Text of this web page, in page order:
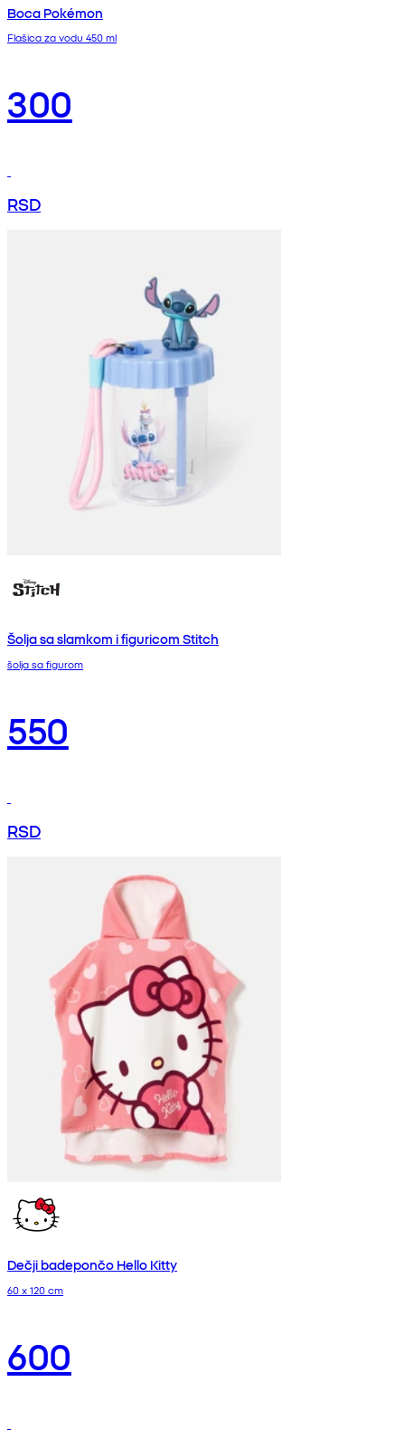
Boca Pokémon
Flašica za vodu 450 ml
300
RSD
Šolja sa slamkom i figuricom Stitch
šolja sa figurom
550
RSD
Dečji badepončo Hello Kitty
60 x 120 cm
600